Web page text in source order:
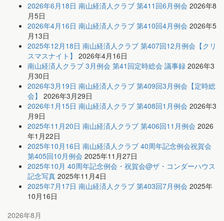
2026年6月18日 南山経済人クラブ 第411回6月例会 2026年8
月5日
2026年4月16日 南山経済人クラブ 第410回4月例会 2026年5
月13日
2025年12月18日 南山経済人クラブ 第407回12月例会【クリ
スマスナイト】 2026年4月16日
南山経済人クラブ 3月例会 第41回定時総会 議事録 2026年3
月30日
2026年3月19日 南山経済人クラブ 第409回3月例会【定時総
会】 2026年3月29日
2026年1月15日 南山経済人クラブ 第408回1月例会 2026年3
月9日
2025年11月20日 南山経済人クラブ 第406回11月例会 2026
年1月22日
2025年10月16日 南山経済人クラブ 40周年記念例会祝賀会
第405回10月例会 2025年11月27日
2025年10月 40周年記念例会・祝賀会@ザ・コンダーハウス
記念写真 2025年11月4日
2025年7月17日 南山経済人クラブ 第403回7月例会 2025年
10月16日
2026年8月